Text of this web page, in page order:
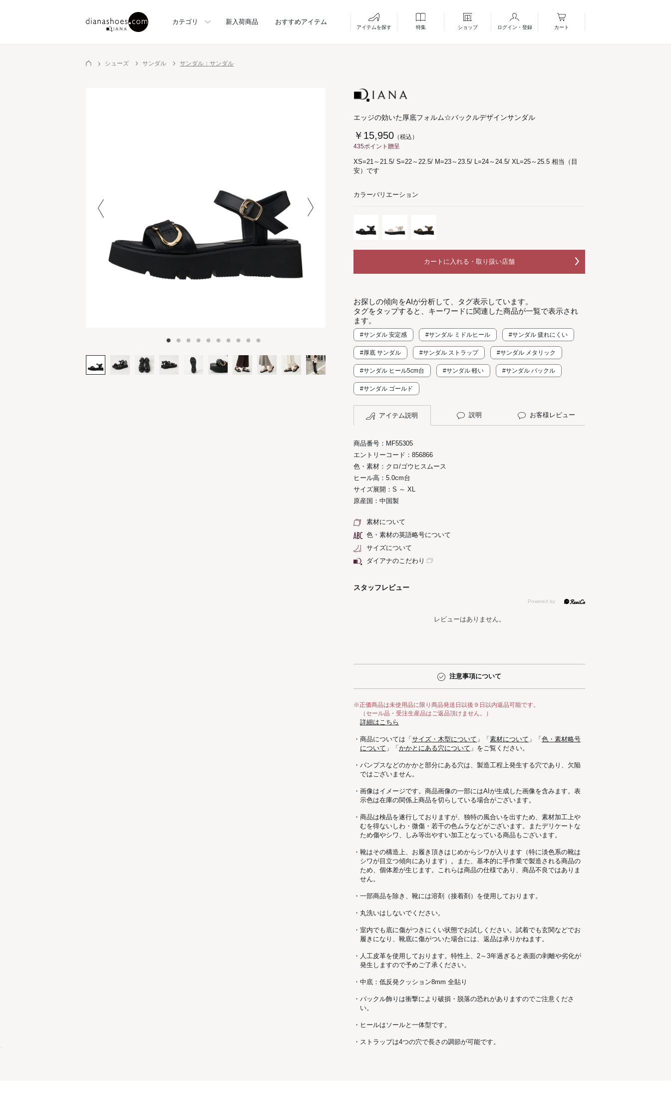
カテゴリ 新入荷商品 おすすめアイテム
アイテムを探す 特集 ショップ ログイン・登録 カート
シューズ サンダル サンダル：サンダル
エッジの効いた厚底フォルム☆バックルデザインサンダル
￥15,950 （税込）
435ポイント贈呈
XS=21～21.5/ S=22～22.5/ M=23～23.5/ L=24～24.5/ XL=25～25.5 相当（目
安）です
カラーバリエーション
カートに入れる・取り扱い店舗
お探しの傾向をAIが分析して、タグ表示しています。
タグをタップすると、キーワードに関連した商品が一覧で表示され
ます。
#サンダル 安定感 #サンダル ミドルヒール #サンダル 疲れにくい
#厚底 サンダル #サンダル ストラップ #サンダル メタリック
#サンダル ヒール5cm台 #サンダル 軽い #サンダル バックル
#サンダル ゴールド
アイテム説明 説明 お客様レビュー
商品番号：MF55305
エントリーコード：856866
色・素材：クロ/ゴウヒスムース
ヒール高：5.0cm台
サイズ展開：S ～ XL
原産国：中国製
素材について
色・素材の英語略号について
サイズについて
ダイアナのこだわり
スタッフレビュー
レビューはありません。
注意事項について
※正価商品は未使用品に限り商品発送日以後９日以内返品可能です。
（セール品・受注生産品はご返品頂けません。）
詳細はこちら
・商品については「 サイズ・木型について 」「 素材について 」「 色・素材略号
について 」「 かかとにある穴について 」をご覧ください。
・パンプスなどのかかと部分にある穴は、製造工程上発生する穴であり、欠陥
ではございません。
・画像はイメージです。商品画像の一部にはAIが生成した画像を含みます。表
示色は在庫の関係上商品を切らしている場合がございます。
・商品は検品を遂行しておりますが、独特の風合いを出すため、素材加工上
むを得ないしわ・微傷・若干の色ムラなどがございます。またデリケートな
ため傷やシワ、しみ等出やすい加工となっている商品もございます。
・靴はその構造上、お履き頂きはじめからシワが入ります（特に淡色系の靴は
シワが目立つ傾向にあります）。また、基本的に手作業で製造される商品の
ため、個体差が生じます。これらは商品の仕様であり、商品不良ではありま
せん。
・一部商品を除き、靴には溶剤（接着剤）を使用しております。
・丸洗いはしないでください。
・室内でも底に傷がつきにくい状態でお試しください。試着でも玄関などでお
履きになり、靴底に傷がついた場合には、返品は承りかねます。
・人工皮革を使用しております。特性上、2～3年過ぎると表面の剥離や劣化が
発生しますので予めご了承ください。
・中底：低反発クッション8mm 全貼り
・バックル飾りは衝撃により破損・脱落の恐れがありますのでご注意くださ
い。
・ヒールはソールと一体型です。
・ストラップは4つの穴で長さの調節が可能です。